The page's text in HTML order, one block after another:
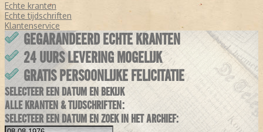
Echte kranten
Echte tijdschriften
Klantenservice
GEGARANDEERD ECHTE KRANTEN
24 UURS LEVERING MOGELIJK
GRATIS PERSOONLIJKE FELICITATIE
SELECTEER EEN DATUM EN BEKIJK
ALLE KRANTEN & TIJDSCHRIFTEN:
SELECTEER EEN DATUM EN ZOEK IN HET ARCHIEF: